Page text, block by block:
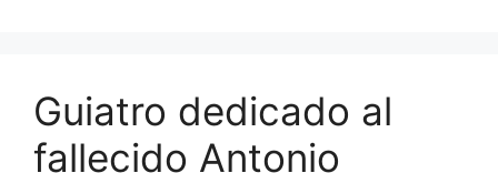
Guiatro dedicado al
fallecido Antonio